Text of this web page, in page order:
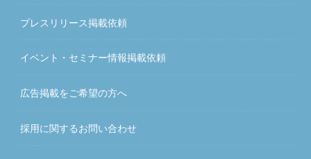
プレスリリース掲載依頼
イベント・セミナー情報掲載依頼
広告掲載をご希望の方へ
採用に関するお問い合わせ